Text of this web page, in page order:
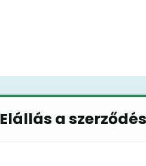
Elállás a